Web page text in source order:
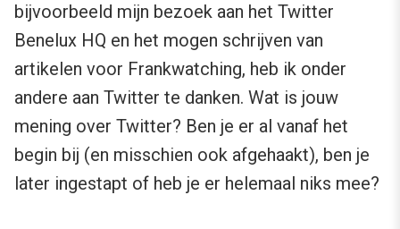
bijvoorbeeld mijn bezoek aan het Twitter
Benelux HQ en het mogen schrijven van
artikelen voor Frankwatching, heb ik onder
andere aan Twitter te danken. Wat is jouw
mening over Twitter? Ben je er al vanaf het
begin bij (en misschien ook afgehaakt), ben je
later ingestapt of heb je er helemaal niks mee?